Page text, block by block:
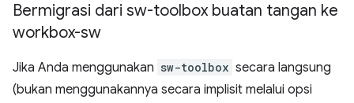
Bermigrasi dari sw-toolbox buatan tangan ke
workbox-sw
Jika Anda menggunakan sw-toolbox secara langsung
(bukan menggunakannya secara implisit melalui opsi